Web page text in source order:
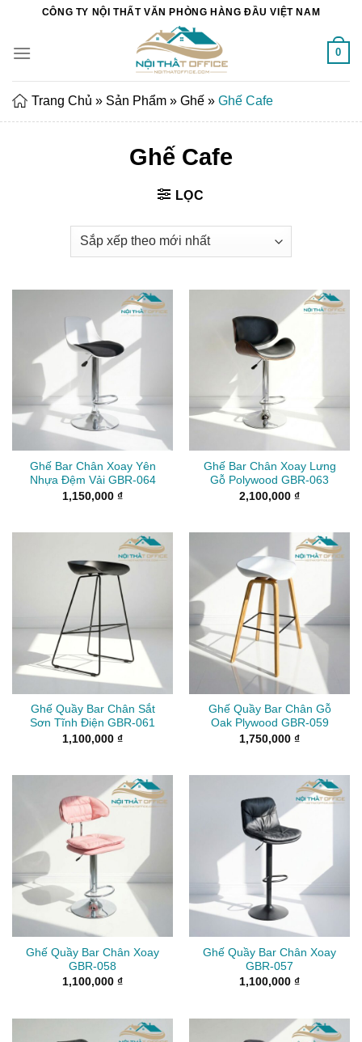
Chuyển
nội
CÔNG TY NỘI THẤT VĂN PHÒNG HÀNG ĐẦU VIỆT NAM
0
Trang Chủ » Sản Phẩm » Ghế » Ghế Cafe
Ghế Cafe
LỌC
Ghế Bar Chân Xoay Yên
Nhựa Đệm Vải GBR-064
1,150,000 ₫
Ghế Bar Chân Xoay Lưng
Gỗ Polywood GBR-063
2,100,000 ₫
Ghế Quầy Bar Chân Sắt
Sơn Tĩnh Điện GBR-061
1,100,000 ₫
Ghế Quầy Bar Chân Gỗ
Oak Plywood GBR-059
1,750,000 ₫
Ghế Quầy Bar Chân Xoay
GBR-058
1,100,000 ₫
Ghế Quầy Bar Chân Xoay
GBR-057
1,100,000 ₫